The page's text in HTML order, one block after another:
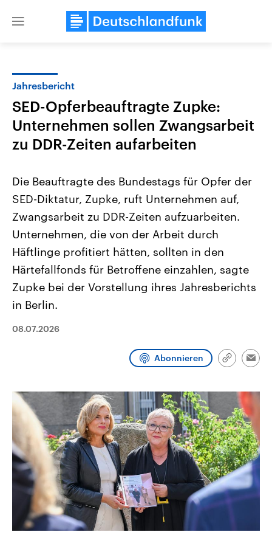
Close
Landtagswahl Sachsen-Anhalt
2026
Alle Informationen
Sachsen-Anhalt wählt am 6.
September 2026 einen neuen
Landtag. Seit 2021 wird das
Bundesland von einer Koalition aus
Umfragen, Prognosen,
Wahlprogramme, aktuelle Berichte
und Hintergründe zu den Parteien
Wahl.
USA
Aktuelle Beiträge,
Hintergründe
Wirtschaftlich und
gehören die Vereinigten
mit großem Einfluss auf
Sendungen
Jahresbericht
SED-Opferbeauftragte Zupke:
Unternehmen sollen Zwangsarbeit
zu DDR-Zeiten aufarbeiten
Die Beauftragte des Bundestags für Opfer der
SED-Diktatur, Zupke, ruft Unternehmen auf,
Zwangsarbeit zu DDR-Zeiten aufzuarbeiten.
Unternehmen, die von der Arbeit durch
Häftlinge profitiert hätten, sollten in den
Härtefallfonds für Betroffene einzahlen, sagte
Zupke bei der Vorstellung ihres Jahresberichts
in Berlin.
08.07.2026
Abonnieren
Link